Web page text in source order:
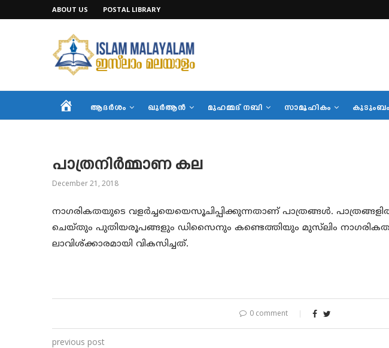
ABOUT US POSTAL LIBRARY
HOMEആദര്‍ശം ഖുര്‍ആന്‍ മുഹമ്മദ് നബി സാമൂഹികം കുടുംബം
പാത്രനിര്‍മ്മാണ കല
December 21, 2018
നാഗരികതയുടെ വളര്‍ച്ചയെയെസൂചിപ്പിക്കുന്നതാണ് പാത്രങ്ങള്‍.
ചെയ്തും പുതിയരൂപങ്ങളും ഡിസൈനും കണ്ടെത്തിയും മുസ്‌ലിം
ലാവിശ്ക്കാരമായി വികസിച്ചത്.
0 comment
previous post